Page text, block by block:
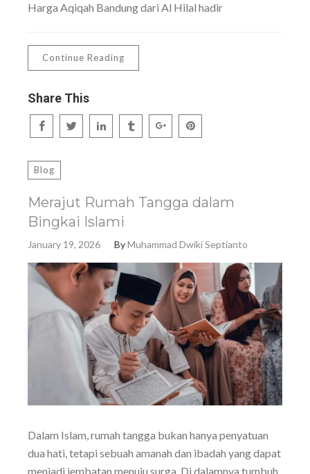
Harga Aqiqah Bandung dari Al Hilal hadir
Continue Reading
Share This
Blog
Merajut Rumah Tangga dalam
Bingkai Islami
January 19, 2026 ByMuhammad Dwiki Septianto
Dalam Islam, rumah tangga bukan hanya penyatuan
dua hati, tetapi sebuah amanah dan ibadah yang dapat
menjadi jembatan menuju surga. Di dalamnya tumbuh